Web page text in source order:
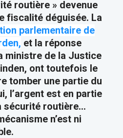
routière » devenue
fiscalité déguisée. La
parlementaire de
et la réponse
ministre de la Justice
ont toutefois le
tomber une partie du
l’argent est en partie
sécurité routière…
n’est ni